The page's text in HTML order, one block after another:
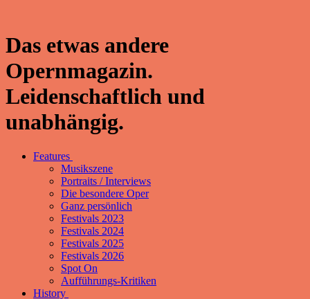
Das etwas andere
Opernmagazin.
Leidenschaftlich und
unabhängig.
Features
Musikszene
Portraits / Interviews
Die besondere Oper
Ganz persönlich
Festivals 2023
Festivals 2024
Festivals 2025
Festivals 2026
Spot On
Aufführungs-Kritiken
History